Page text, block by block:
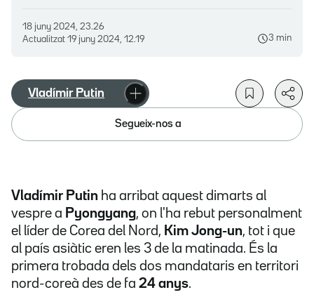
18 juny 2024, 23.26
Actualitzat 19 juny 2024, 12.19 3 min
Vladímir Putin
Segueix-nos a
Vladímir Putin ha arribat aquest dimarts al
vespre a Pyongyang, on l'ha rebut personalment
el líder de Corea del Nord, Kim Jong-un, tot i que
al país asiàtic eren les 3 de la matinada. És la
primera trobada dels dos mandataris en territori
nord-coreà des de fa 24 anys.